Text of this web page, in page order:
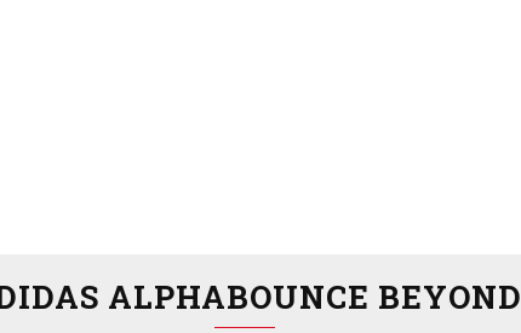
ALPHABOUNCE BEYOND